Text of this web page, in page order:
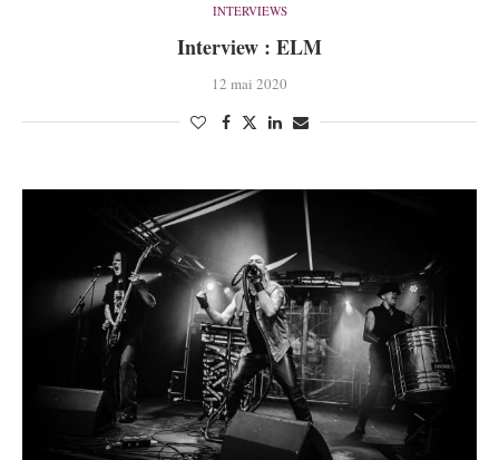
INTERVIEWS
Interview : ELM
12 mai 2020